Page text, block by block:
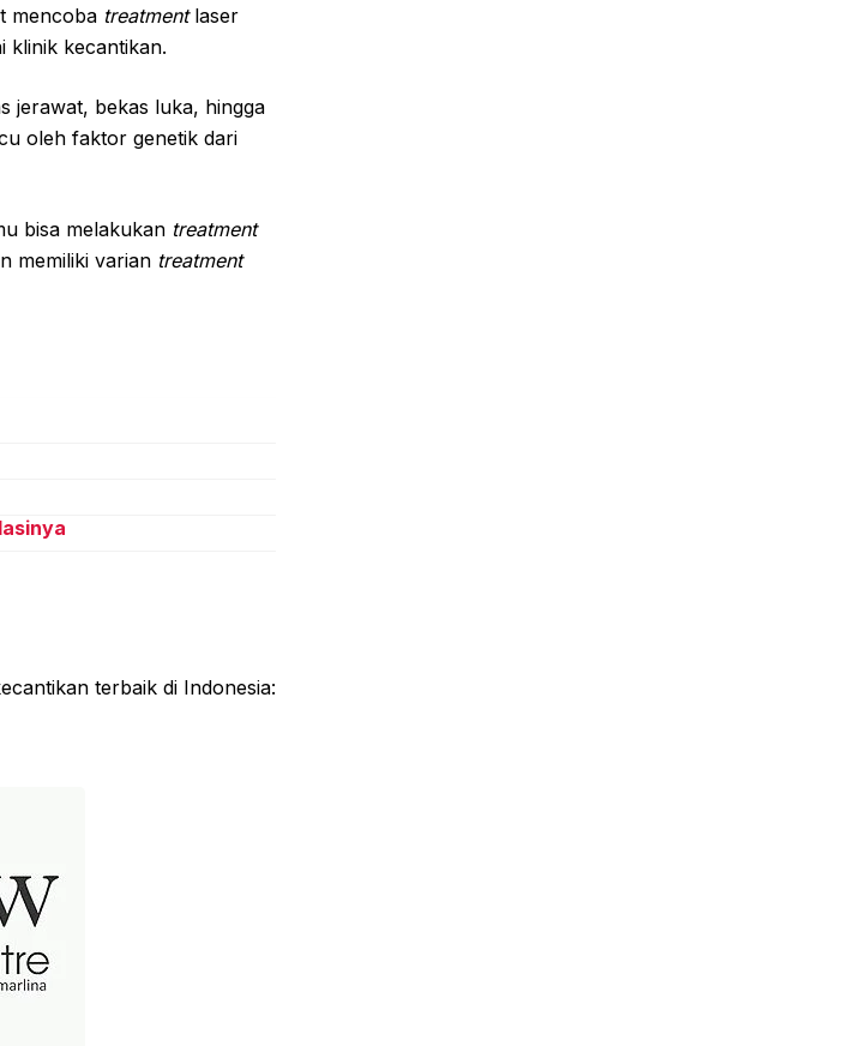
mencoba treatment laser
klinik kecantikan.
jerawat, bekas luka, hingga
oleh faktor genetik dari
bisa melakukan treatment
memiliki varian treatment
terbaik di Indonesia: